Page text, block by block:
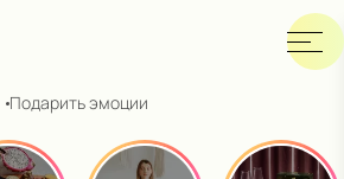
Подарить эмоции